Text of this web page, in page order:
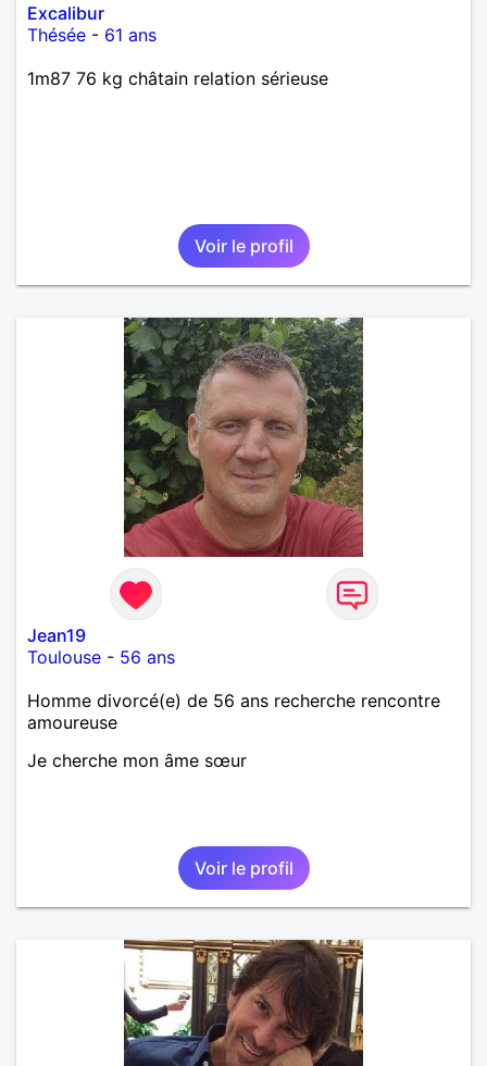
Excalibur
Thésée - 61 ans
1m87 76 kg châtain relation sérieuse
Voir le profil
Jean19
Toulouse - 56 ans
Homme divorcé(e) de 56 ans recherche rencontre
amoureuse
Je cherche mon âme sœur
Voir le profil